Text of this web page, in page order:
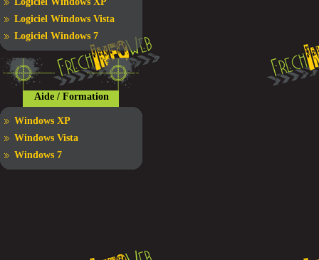
Logiciel Windows Vista
Logiciel Windows 7
Aide / Formation
Windows XP
Windows Vista
Windows 7